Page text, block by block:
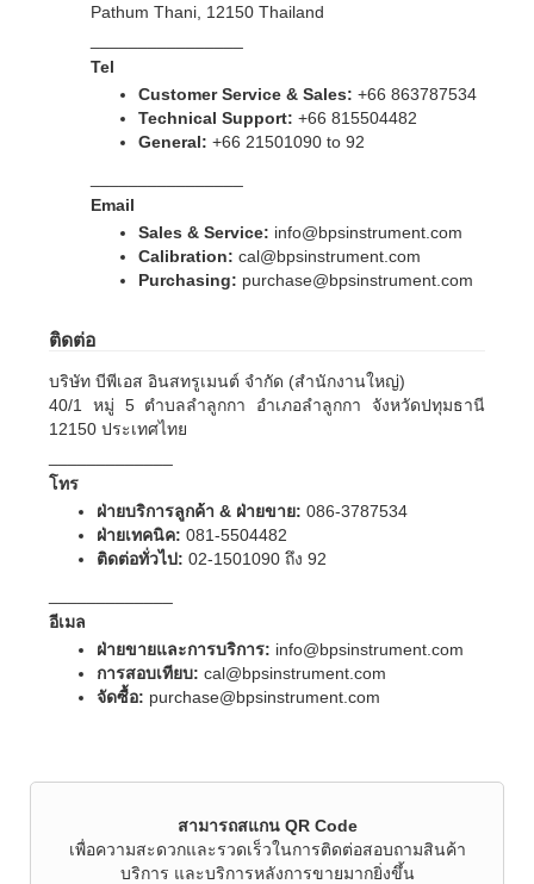
Pathum Thani, 12150 Thailand
Tel
Customer Service & Sales: +66 863787534
Technical Support: +66 815504482
General: +66 21501090 to 92
Email
Sales & Service: info@bpsinstrument.com
Calibration: cal@bpsinstrument.com
Purchasing: purchase@bpsinstrument.com
ติดต่อ
บริษัท บีพีเอส อินสทรูเมนต์ จำกัด (สำนักงานใหญ่)
40/1 หมู่ 5 ตำบลลำลูกกา อำเภอลำลูกกา จังหวัดปทุมธานี
12150 ประเทศไทย
โทร
ฝ่ายบริการลูกค้า & ฝ่ายขาย: 086-3787534
ฝ่ายเทคนิค: 081-5504482
ติดต่อทั่วไป: 02-1501090 ถึง 92
อีเมล
ฝ่ายขายและการบริการ: info@bpsinstrument.com
การสอบเทียบ: cal@bpsinstrument.com
จัดซื้อ: purchase@bpsinstrument.com
สามารถสแกน QR Code
เพื่อความสะดวกและรวดเร็วในการติดต่อสอบถามสินค้า
บริการ และบริการหลังการขายมากยิ่งขึ้น